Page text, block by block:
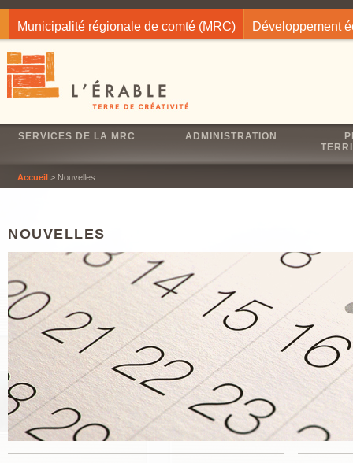
Municipalité régionale de comté (MRC) Développement
SERVICES DE LA MRC ADMINISTRATION
Accueil > Nouvelles
NOUVELLES